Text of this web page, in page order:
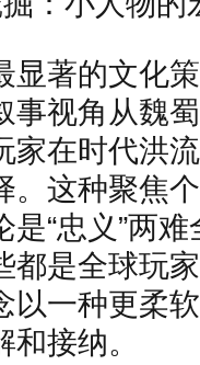
显著的文化
事视角从魏
家在时代洪
。这种聚焦
“忠义”两
都是全球玩
以一种更柔
接纳。